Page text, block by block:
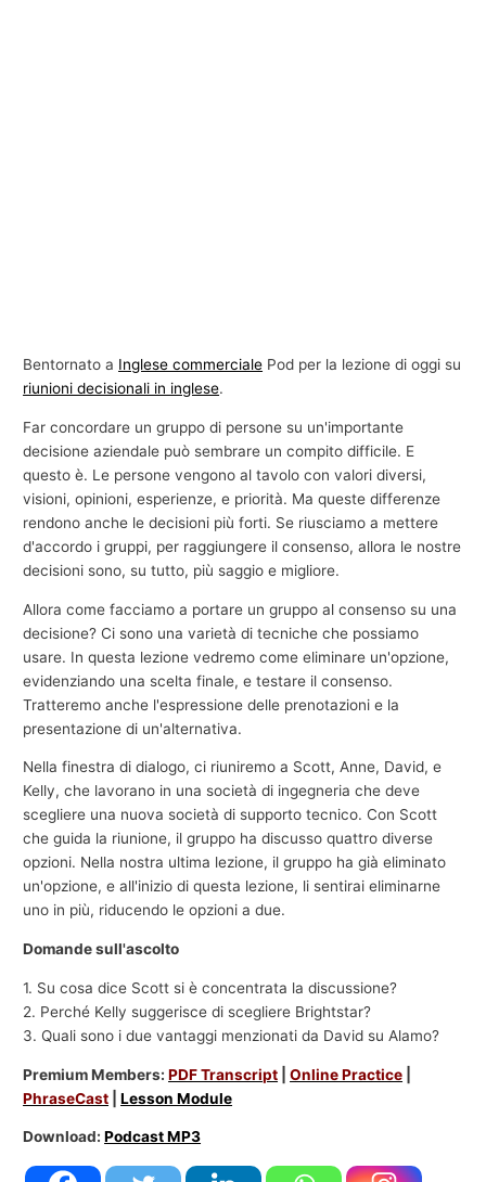
Bentornato a Inglese commerciale Pod per la lezione di oggi su
riunioni decisionali in inglese.
Far concordare un gruppo di persone su un'importante
decisione aziendale può sembrare un compito difficile. E
questo è. Le persone vengono al tavolo con valori diversi,
visioni, opinioni, esperienze, e priorità. Ma queste differenze
rendono anche le decisioni più forti. Se riusciamo a mettere
d'accordo i gruppi, per raggiungere il consenso, allora le nostre
decisioni sono, su tutto, più saggio e migliore.
Allora come facciamo a portare un gruppo al consenso su una
decisione? Ci sono una varietà di tecniche che possiamo
usare. In questa lezione vedremo come eliminare un'opzione,
evidenziando una scelta finale, e testare il consenso.
Tratteremo anche l'espressione delle prenotazioni e la
presentazione di un'alternativa.
Nella finestra di dialogo, ci riuniremo a Scott, Anne, David, e
Kelly, che lavorano in una società di ingegneria che deve
scegliere una nuova società di supporto tecnico. Con Scott
che guida la riunione, il gruppo ha discusso quattro diverse
opzioni. Nella nostra ultima lezione, il gruppo ha già eliminato
un'opzione, e all'inizio di questa lezione, li sentirai eliminarne
uno in più, riducendo le opzioni a due.
Domande sull'ascolto
1. Su cosa dice Scott si è concentrata la discussione?
2. Perché Kelly suggerisce di scegliere Brightstar?
3. Quali sono i due vantaggi menzionati da David su Alamo?
Premium Members:PDF Transcript |Online Practice
PhraseCast |Lesson Module
Download:Podcast MP3